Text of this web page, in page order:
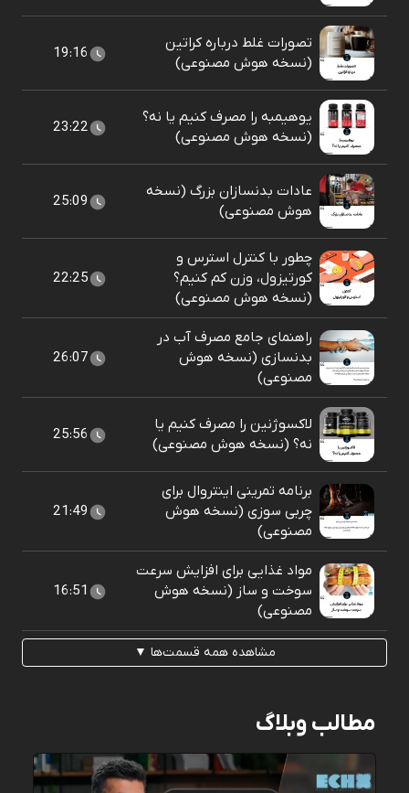
تصورات غلط درباره کراتین
(نسخه هوش مصنوعی)
19:16
یوهیمبه را مصرف کنیم یا نه؟
(نسخه هوش مصنوعی)
23:22
عادات بدنسازان بزرگ (نسخه
هوش مصنوعی)
25:09
چطور با کنترل استرس و
کورتیزول، وزن کم کنیم؟
(نسخه هوش مصنوعی)
22:25
راهنمای جامع مصرف آب در
بدنسازی (نسخه هوش
مصنوعی)
26:07
لاکسوژنین را مصرف کنیم یا
نه؟ (نسخه هوش مصنوعی)
25:56
برنامه تمرینی اینتروال برای
چربی سوزی (نسخه هوش
مصنوعی)
21:49
مواد غذایی برای افزایش سرعت
سوخت و ساز (نسخه هوش
مصنوعی)
16:51
مشاهده همه قسمت‌ها ▼
مطالب وبلاگ